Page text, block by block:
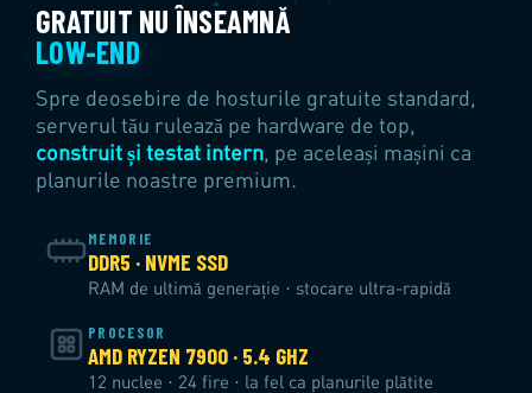
GRATUIT NU ÎNSEAMNĂ
LOW-END
Spre deosebire de hosturile gratuite standard,
serverul tău rulează pe hardware de top,
construit și testat intern, pe aceleași mașini ca
planurile noastre premium.
PROCESOR
AMD RYZEN 7900 · 5.4 GHZ
12 nuclee · 24 fire · la fel ca planurile plătite
MEMORIE
DDR5 · NVME SSD
RAM de ultimă generație · stocare ultra-rapidă